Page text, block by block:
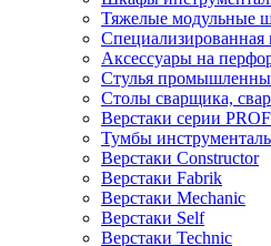
Тяжелые модульные
Cпециализированная
Аксессуары на
Стулья
Столы сварщика,
Верстаки серии
Тумбы
Верстаки Constructor
Верстаки Fabrik
Верстаки Mechanic
Верстаки Self
Верстаки Technic